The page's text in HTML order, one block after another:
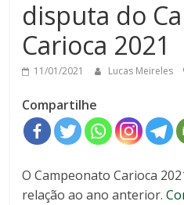
disputa do
Carioca 2021
11/01/2021 Lucas Meireles
Compartilhe
O Campeonato Carioca
relação ao ano anterior.